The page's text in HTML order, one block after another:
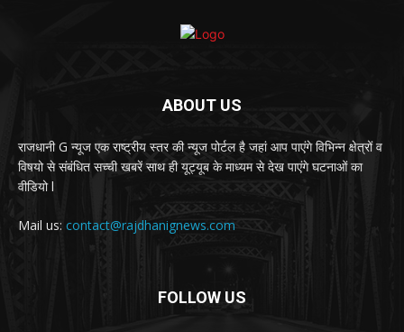
ABOUT US
राजधानी G न्यूज एक राष्ट्रीय स्तर की न्यूज पोर्टल है जहां आप पाएंगे विभिन्न क्षेत्रों व
विषयो से संबंधित सच्ची खबरें साथ ही यूट्यूब के माध्यम से देख पाएंगे घटनाओं का
वीडियो l
Mail us: contact@rajdhanignews.com
FOLLOW US